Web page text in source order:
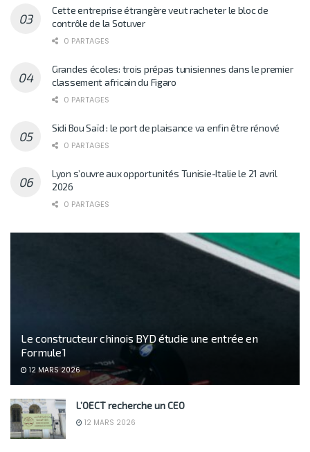
Cette entreprise étrangère veut racheter le bloc de
contrôle de la Sotuver
0 PARTAGES
Grandes écoles: trois prépas tunisiennes dans le premier
classement africain du Figaro
0 PARTAGES
Sidi Bou Saïd : le port de plaisance va enfin être rénové
0 PARTAGES
Lyon s’ouvre aux opportunités Tunisie-Italie le 21 avril
2026
0 PARTAGES
Le constructeur chinois BYD étudie une entrée en
Formule 1
12 MARS 2026
L’OECT recherche un CEO
12 MARS 2026